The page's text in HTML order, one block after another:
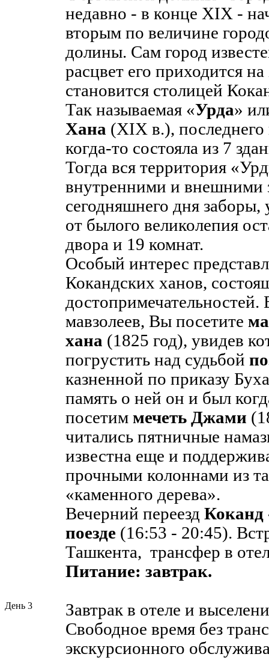
недавно - в конце XIX -
вторым по величине
долины. Сам город
расцвет его приходится
становится столицей
Так называемая «Урда»
Хана (XIX в.), последнего
когда-то состояла из 7
Тогда вся территория
внутренними и внешними
сегодняшнего дня заборы,
от былого великолепия
двора и 19 комнат.
Особый интерес
Кокандских ханов,
достопримечательностей.
мавзолеев, Вы посетите
хана (1825 год), увидев
погрустить над судьбой
казненной по приказу
память о ней он и был
посетим мечеть Джами
читались пятничные
известна еще и
прочными колоннами из
«каменного дерева».
Вечерний переезд Коканд
поезде (16:53 - 20:45).
Ташкента, трансфер в
Питание: завтрак.
День 3
Завтрак в отеле и
Свободное время без
экскурсионного